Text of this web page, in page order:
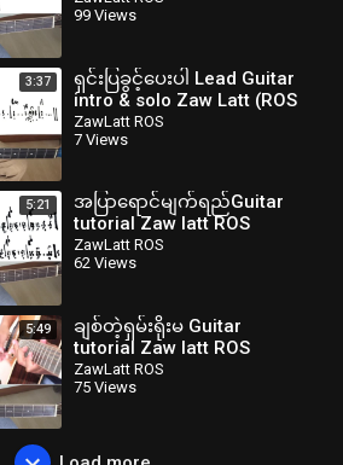
99 Views
3:37
ရှင်းပြခွင့်ပေးပါ Lead Guitar
intro & solo Zaw Latt (ROS
ZawLatt ROS
7 Views
5:21
အပြာရောင်မျက်ရည်Guitar
tutorial Zaw latt ROS
ZawLatt ROS
62 Views
5:49
ချစ်တဲ့ရှမ်းရိုးမ Guitar
tutorial Zaw latt ROS
ZawLatt ROS
75 Views